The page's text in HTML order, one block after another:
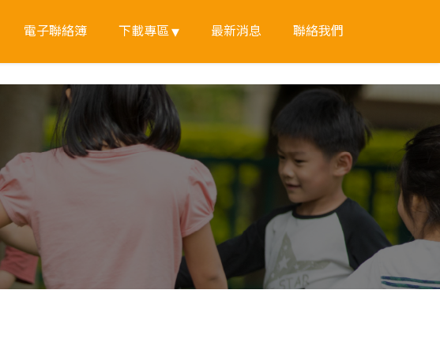
電子聯絡簿 下載專區 最新消息 聯絡我們